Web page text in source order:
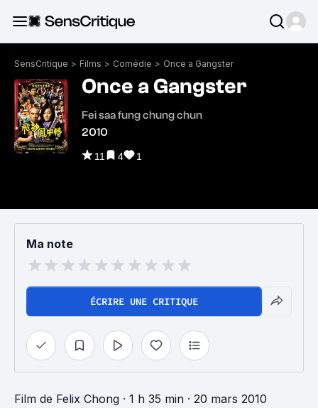
SensCritique > Films > Comédie > Once a Gangster
Once a Gangster
Fei saa fung chung chun
2010
11 4 1
Ma note
ÉCRIRE UNE CRITIQUE
Film de Felix Chong · 1 h 35 min · 20 mars 2010